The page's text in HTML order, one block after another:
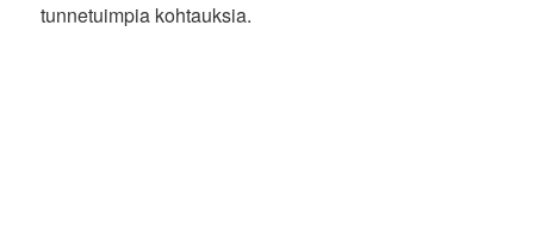
tunnetuimpia kohtauksia.